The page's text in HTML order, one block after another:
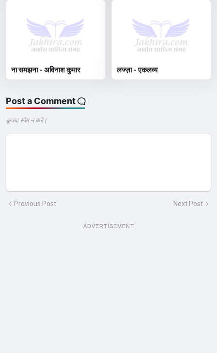
ना समझना - अविनाश कुमार लज्ज़ा - एकलव्य
Post a Comment
कृपया स्पेम न करे |
Previous Post Next Post
ADVERTISEMENT